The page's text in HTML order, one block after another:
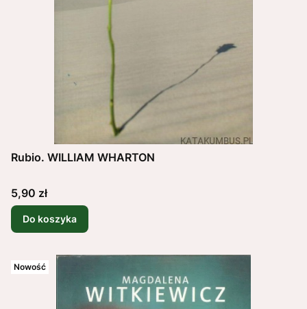
Rubio. WILLIAM WHARTON
Cena
5,90 zł
Do koszyka
Nowość